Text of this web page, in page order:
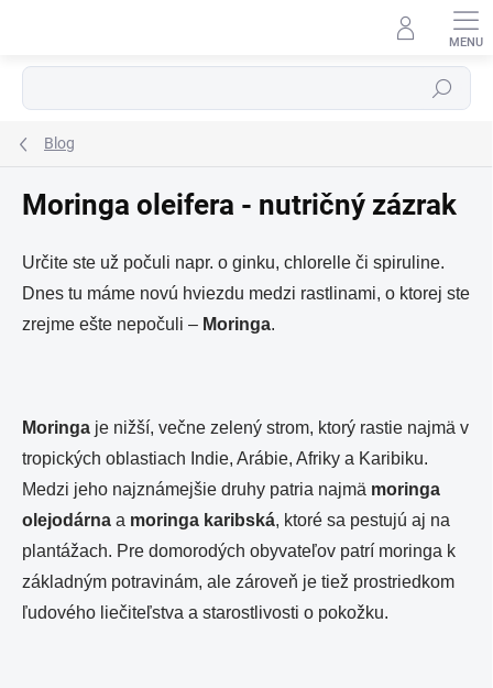
Hľadať
Blog
Moringa oleifera - nutričný zázrak
Určite ste už počuli napr. o ginku, chlorelle či spiruline.
Dnes tu máme novú hviezdu medzi rastlinami, o ktorej ste
zrejme ešte nepočuli – Moringa.
Moringa je nižší, večne zelený strom, ktorý rastie najmä v
tropických oblastiach Indie, Arábie, Afriky a Karibiku.
Medzi jeho najznámejšie druhy patria najmä moringa
olejodárna a moringa karibská, ktoré sa pestujú aj na
plantážach. Pre domorodých obyvateľov patrí moringa k
základným potravinám, ale zároveň je tiež prostriedkom
ľudového liečiteľstva a starostlivosti o pokožku.